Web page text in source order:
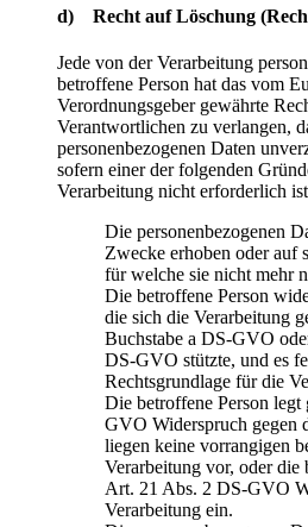
d) Recht auf Löschung
Jede von der Verarbeitung
betroffene Person hat das vom
Verordnungsgeber gewährte
Verantwortlichen zu verlangen,
personenbezogenen Daten
sofern einer der folgenden
Verarbeitung nicht erforderlich
Die personenbezogenen
Zwecke erhoben oder auf
für welche sie nicht mehr
Die betroffene Person
die sich die Verarbeitung
Buchstabe a DS-GVO
DS-GVO stützte, und es
Rechtsgrundlage für die
Die betroffene Person
GVO Widerspruch gegen
liegen keine vorrangigen
Verarbeitung vor, oder die
Art. 21 Abs. 2 DS-GVO
Verarbeitung ein.